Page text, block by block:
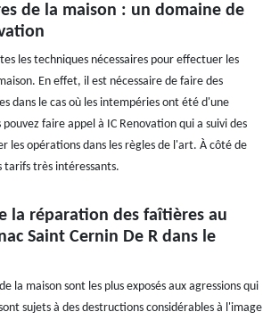
de la maison : un domaine de
les techniques nécessaires pour effectuer les
En effet, il est nécessaire de faire des
dans le cas où les intempéries ont été d'une
faire appel à IC Renovation qui a suivi des
les opérations dans les règles de l'art. À côté de
tarifs très intéressants.
la réparation des faîtières au
Saint Cernin De R dans le
la maison sont les plus exposés aux agressions qui
sujets à des destructions considérables à l'image